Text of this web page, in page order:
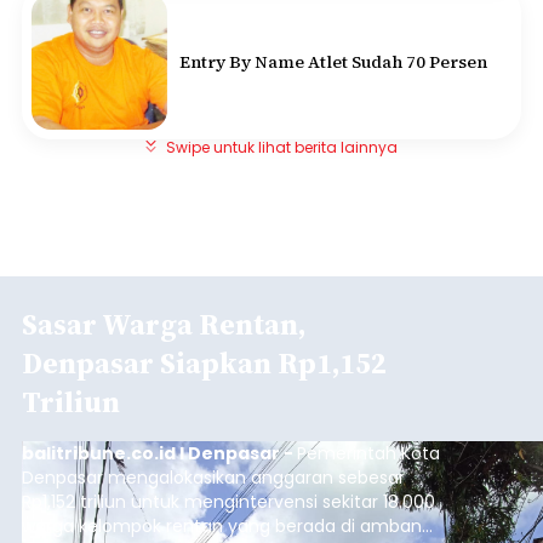
Entry By Name Atlet Sudah 70 Persen
Swipe untuk lihat berita lainnya
Sasar Warga Rentan,
Denpasar Siapkan Rp1,152
Triliun
balitribune.co.id I Denpasar - Pemerintah Kota
Denpasar mengalokasikan anggaran sebesar
Rp1,152 triliun untuk mengintervensi sekitar 18.000
warga kelompok rentan yang berada di ambang